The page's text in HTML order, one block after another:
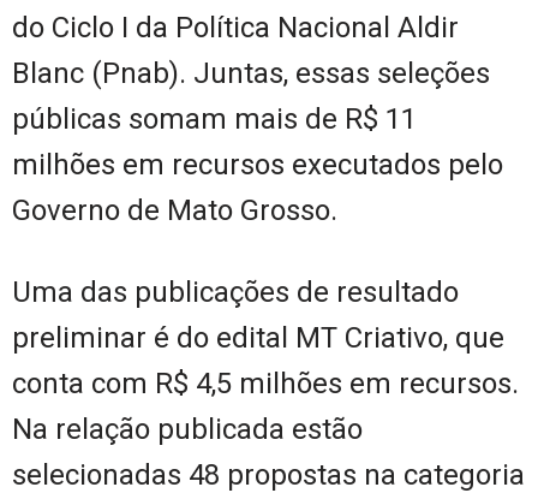
do Ciclo I da Política Nacional Aldir
Blanc (Pnab). Juntas, essas seleções
públicas somam mais de R$ 11
milhões em recursos executados pelo
Governo de Mato Grosso.
Uma das publicações de resultado
preliminar é do edital MT Criativo, que
conta com R$ 4,5 milhões em recursos.
Na relação publicada estão
selecionadas 48 propostas na categoria